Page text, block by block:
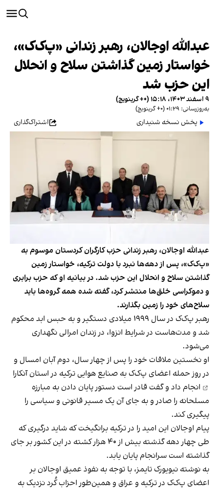
عبدالله اوجالان، رهبر زندانی «پ‌ک‌ک»،
خواستار زمین گذاشتن سلاح و انحلال
این حزب شد
۹ اسفند ۱۴۰۳، ۱۵:۱۸ (‎+۰ گرینویچ)
به‌روزرسانی: ۰۱:۲۹ (‎+۰ گرینویچ)
پخش نسخه شنیداری اشتراک‌گذاری
عبدالله اوجالان، رهبر زندانی حزب کارگران کردستان موسوم به
«پ‌ک‌ک»، پس از دهه‌ها نبرد با دولت ترکیه، خواستار زمین
گذاشتن سلاح و انحلال این حزب شد. در بیانیه او که حزب برابری
و دموکراسی خلق‌ها منتشر کرد، گفته شده همه گروه‌ها باید
سلاح‌های خود را زمین بگذارند.
رهبر پ‌ک‌ک در سال ۱۹۹۹ میلادی دستگیر و به حبس ابد محکوم
شد و مدت‌هاست در شرایط انزوا، در زندان امرالی نگهداری
می‌شود.
او نخستین ملاقات خود را پس از چهار سال، دوم آبان امسال و
در روز حمله اعضای پ‌ک‌ک به صنایع هوایی ترکیه در استان آنکارا
انجام داد و گفت قادر است دستور پایان دادن به مبارزه
مسلحانه را صادر و به جای آن یک مسیر قانونی و سیاسی را
پیگیری کند.
پیام اوجالان این امید را در ترکیه برانگیخت که شاید درگیری‌ که
طی چهار دهه گذشته بیش از ۴۰ هزار کشته در این کشور بر جای
گذاشته است سرانجام پایان یابد.
به نوشته نیویورک تایمز، با توجه به نفوذ عمیق اوجالان بر
اعضای پ‌ک‌ک در ترکیه و عراق و همین‌طور احزاب کُرد نزدیک به